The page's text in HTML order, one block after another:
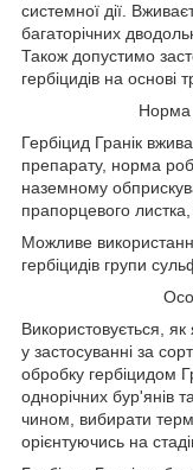
системної дії.
багаторічних
Також допустимо
гербіцидів на основі
Норма
Гербіцид Гранік
препарату, норма
наземному
прапорцевого
Можливе
гербіцидів групи
Використовується,
у застосуванні за
обробку гербіцидом
однорічних бур'янів
чином, вибирати
орієнтуючись на